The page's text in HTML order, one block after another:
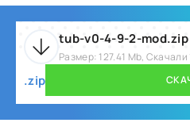
tub-v0-4-9-2-mod.zip
Размер: 127.41 Mb, Скачали
.zip